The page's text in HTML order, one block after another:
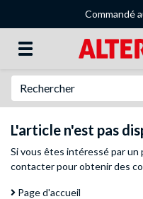
Commandé
L'article n'est pas
Si vous êtes intéressé par
contacterpour obtenir des
Page d'accueil